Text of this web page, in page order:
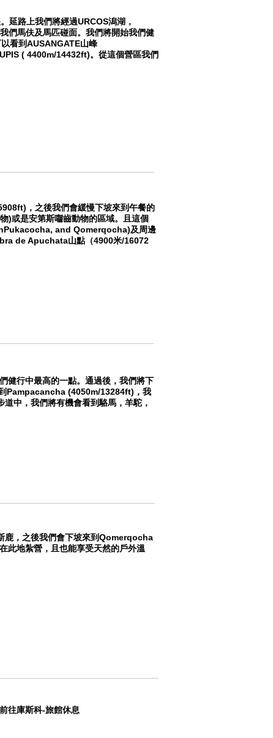
延路上我們將經過URCOS潟湖，
們馬伕及馬匹碰面。我們將開始我們健
看到AUSANGATE山峰
( 4400m/14432ft)。從這個營區我們
，之後我們會緩慢下坡來到午餐的
)或是安第斯囓齒動物的區域。且這個
and Qomerqocha)及周邊
de Apuchata山點（4900米/16072
健行中最高的一點。通過後，我們將下
Pampacancha (4050m/13284ft)，我
中，我們將有機會看到駱馬，羊駝，
鹿，之後我們會下坡來到Qomerqocha
此地紮營，且也能享受天然的戶外溫
往庫斯科-旅館休息